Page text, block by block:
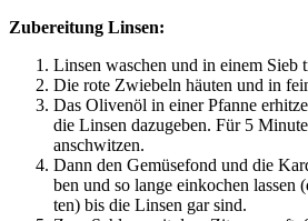
Zube­rei­tung Linsen:
Lin­sen waschen und in einem Sieb
Die rote Zwie­beln häu­ten und in
Das Oli­ven­öl in einer Pfan­ne
die Lin­sen dazu­ge­ben. Für 5
anschwitzen.
Dann den Gemü­se­fond und die
ben und so lan­ge ein­ko­chen
ten) bis die Lin­sen gar sind.